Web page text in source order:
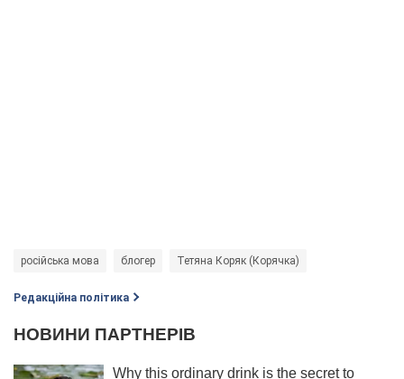
російська мова блогер Тетяна Коряк (Корячка)
Редакційна політика